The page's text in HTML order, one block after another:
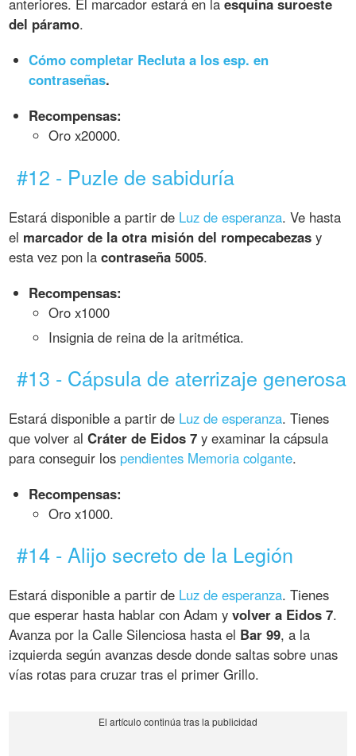
anteriores. El marcador estará en laesquina suroeste
del páramo.
Cómo completar Recluta a los esp. en
contraseñas.
Recompensas:
Oro x20000.
#12 - Puzle de sabiduría
Estará disponible a partir de Luz de esperanza. Ve hasta
el marcador de la otra misión del rompecabezas y
esta vez pon lacontraseña 5005.
Recompensas:
Oro x1000
Insignia de reina de la aritmética.
#13 - Cápsula de aterrizaje generosa
Estará disponible a partir de Luz de esperanza. Tienes
que volver alCráter de Eidos 7 y examinar la cápsula
para conseguir los pendientes Memoria colgante.
Recompensas:
Oro x1000.
#14 - Alijo secreto de la Legión
Estará disponible a partir de Luz de esperanza. Tienes
que esperar hasta hablar con Adam yvolver a Eidos 7.
Avanza por la Calle Silenciosa hasta el Bar 99, a la
izquierda según avanzas desde donde saltas sobre unas
vías rotas para cruzar tras el primer Grillo.